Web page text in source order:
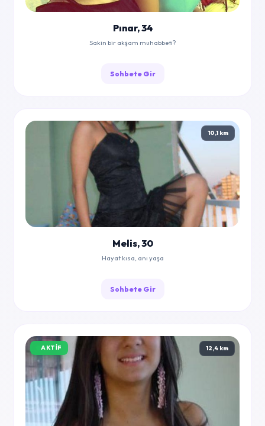
Pınar, 34
Sakin bir akşam muhabbeti?
Sohbete Gir
10,1 km
Melis, 30
Hayat kısa, anı yaşa
Sohbete Gir
AKTIF 12,4 km